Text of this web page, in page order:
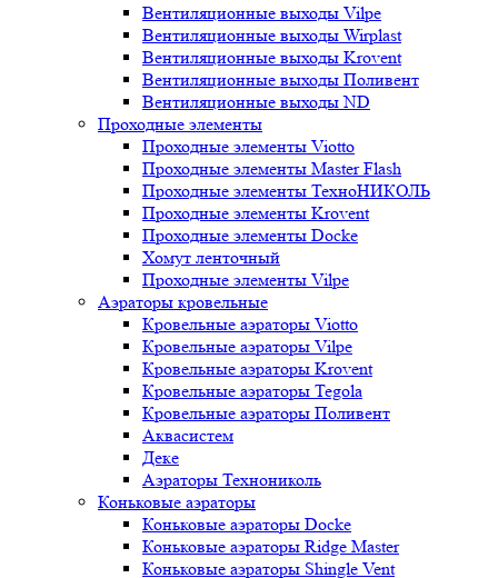
Вентиляционные выходы Vilpe
Вентиляционные выходы Wirplast
Вентиляционные выходы Krovent
Вентиляционные выходы Поливент
Вентиляционные выходы ND
Проходные элементы
Проходные элементы Viotto
Проходные элементы Master Flash
Проходные элементы ТехноНИКОЛЬ
Проходные элементы Krovent
Проходные элементы Docke
Хомут ленточный
Проходные элементы Vilpe
Аэраторы кровельные
Кровельные аэраторы Viotto
Кровельные аэраторы Vilpe
Кровельные аэраторы Krovent
Кровельные аэраторы Tegola
Кровельные аэраторы Поливент
Аквасистем
Деке
Аэраторы Технониколь
Коньковые аэраторы
Коньковые аэраторы Docke
Коньковые аэраторы Ridge Master
Коньковые аэраторы Shingle Vent